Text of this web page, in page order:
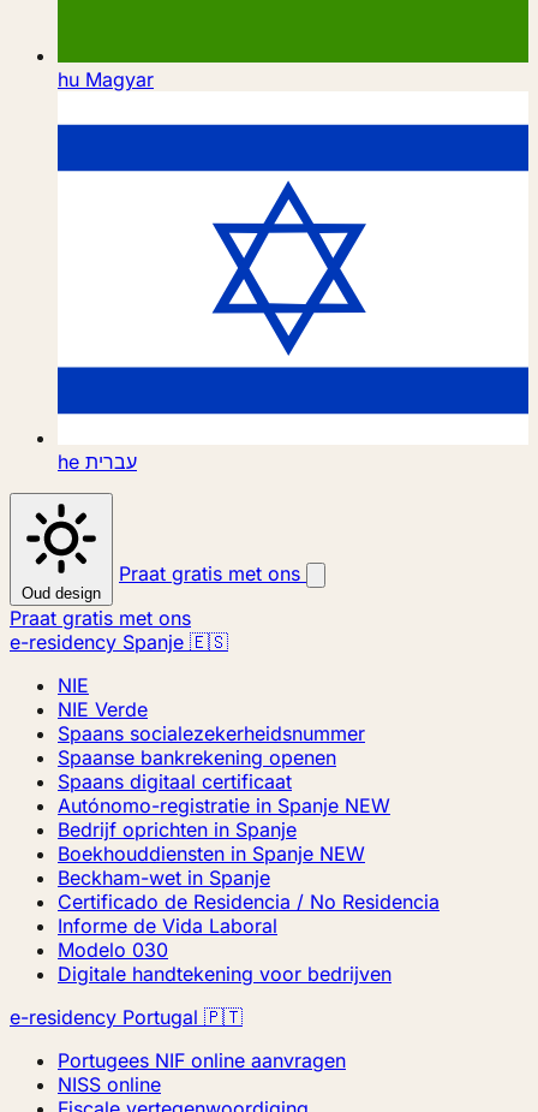
hu Magyar
he עברית
Oud design
Praat gratis met ons
Praat gratis met ons
e-residency Spanje 🇪🇸
NIE
NIE Verde
Spaans socialezekerheidsnummer
Spaanse bankrekening openen
Spaans digitaal certificaat
Autónomo-registratie in Spanje NEW
Bedrijf oprichten in Spanje
Boekhouddiensten in Spanje NEW
Beckham-wet in Spanje
Certificado de Residencia / No Residencia
Informe de Vida Laboral
Modelo 030
Digitale handtekening voor bedrijven
e-residency Portugal 🇵🇹
Portugees NIF online aanvragen
NISS online